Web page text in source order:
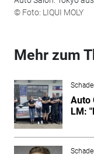
© Foto: LIQUI MOLY
Mehr zum
Auto
LM: